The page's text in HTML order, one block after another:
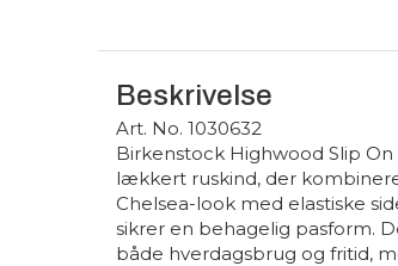
Beskrivelse
Art. No. 1030632
Birkenstock Highwood Slip
lækkert ruskind, der
Chelsea-look med elastiske
sikrer en behagelig pasform.
både hverdagsbrug og fritid,